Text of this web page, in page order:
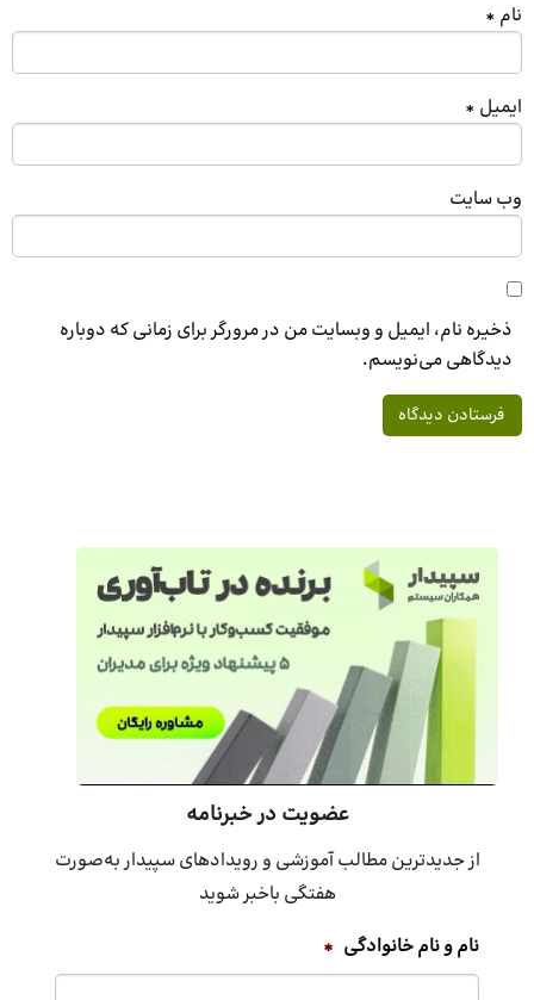
نام *
ایمیل *
وب‌ سایت
ذخیره نام، ایمیل و وبسایت من در مرورگر برای زمانی که دوباره
دیدگاهی می‌نویسم.
عضویت در خبرنامه
از جدیدترین مطالب آموزشی و رویدادهای سپیدار به‌صورت
هفتگی باخبر شوید
نام و نام خانوادگی *